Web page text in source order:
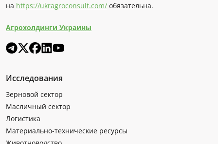
на https://ukragroconsult.com/ обязательна.
Агрохолдинги Украины
Исследования
Зерновой сектор
Масличный сектор
Логистика
Материально-технические ресурсы